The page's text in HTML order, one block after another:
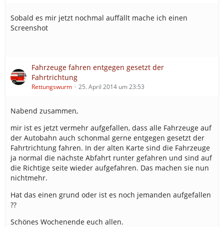
Sobald es mir jetzt nochmal auffällt mache ich einen
Screenshot
Fahrzeuge fahren entgegen gesetzt der
Fahrtrichtung
Rettungswurm 25. April 2014 um 23:53
Nabend zusammen,
mir ist es jetzt vermehr aufgefallen, dass alle Fahrzeuge auf
der Autobahn auch schonmal gerne entgegen gesetzt der
Fahrtrichtung fahren. In der alten Karte sind die Fahrzeuge
ja normal die nächste Abfahrt runter gefahren und sind auf
die Richtige seite wieder aufgefahren. Das machen sie nun
nichtmehr.
Hat das einen grund oder ist es noch jemanden aufgefallen
??
Schönes Wochenende euch allen.